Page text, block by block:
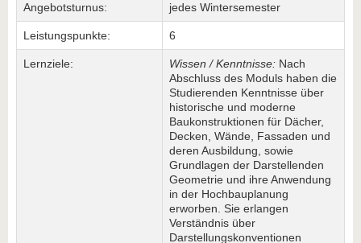
Angebotsturnus: jedes Wintersemester
Leistungspunkte: 6
Lernziele: Wissen / Kenntnisse: Nach
Abschluss des Moduls haben die
Studierenden Kenntnisse über
historische und moderne
Baukonstruktionen für Dächer,
Decken, Wände, Fassaden und
deren Ausbildung, sowie
Grundlagen der Darstellenden
Geometrie und ihre Anwendung
in der Hochbauplanung
erworben. Sie erlangen
Verständnis über
Darstellungskonventionen